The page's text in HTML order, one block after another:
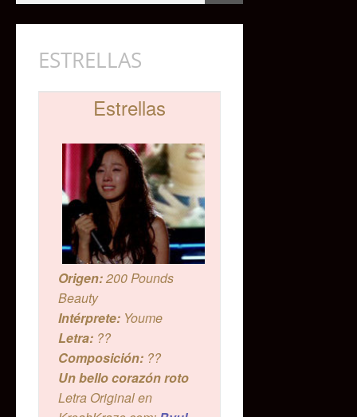
ESTRELLAS
Estrellas
Origen:200 Pounds
Beauty
Intérprete: Youme
Letra: ??
Composición: ??
Un bello corazón roto
Letra Original en